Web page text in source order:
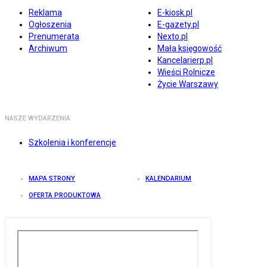
Reklama
Ogłoszenia
Prenumerata
Archiwum
E-kiosk.pl
E-gazety.pl
Nexto.pl
Mała księgowość
Kancelarierp.pl
Wieści Rolnicze
Życie Warszawy
NASZE WYDARZENIA
Szkolenia i konferencje
MAPA STRONY KALENDARIUM
OFERTA PRODUKTOWA